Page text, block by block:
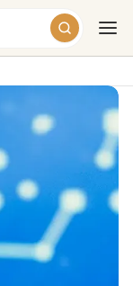
Strasse,
Dieser